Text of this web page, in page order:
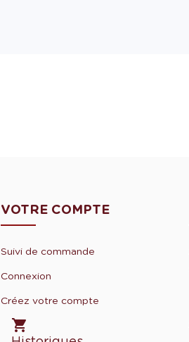
VOTRE COMPTE
Suivi de commande
Connexion
Créez votre compte
